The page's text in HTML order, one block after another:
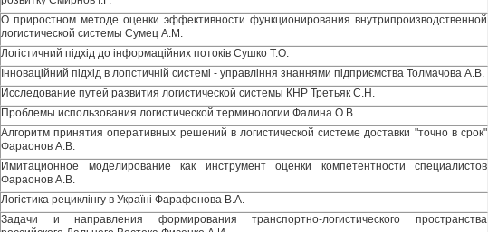
О приростном методе оценки эффективности функционирования внутрипроизводственной
логистической системы Сумец A.M.
Логістичний підхід до інформаційних потоків Сушко Т.О.
Інноваційний підхід в лопстичній системі - управління знаннями підприємства Толмачова А.В.
Исследование путей развития логистической системы КНР Третьяк С.Н.
Проблемы использования логистической терминологии Фалина О.В.
Алгоритм принятия оперативных решений в логистической системе доставки "точно в срок"
Фараонов А.В.
Имитационное моделирование как инструмент оценки компетентности специалистов
Фараонов А.В.
Логістика рециклінгу в Україні Фарафонова В.А.
Задачи и направления формирования транспортно-логистического пространства